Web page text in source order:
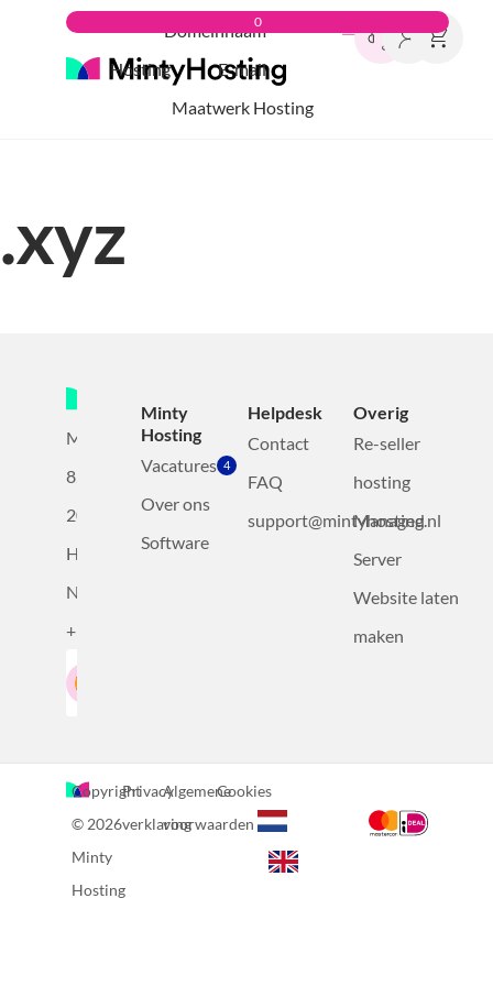
Domeinnaam
Hosting
E-mail
Maatwerk Hosting
0
.xyz
Mollerusweg
82
2031BZ
Haarlem,
Nederland
+31232305815
Minty
Hosting
Vacatures 4
Over ons
Software
Helpdesk
Contact
FAQ
support@mintyhosting.nl
Overig
Re-seller
hosting
Managed
Server
Website laten
maken
Copyright
© 2026
Minty
Hosting
Privacy
verklaring
Algemene
voorwaarden
Cookies